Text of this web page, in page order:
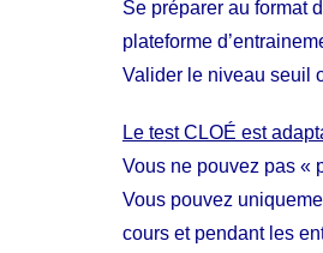
Se préparer au format
plateforme
Valider le niveau seuil
Le test CLOÉ est
Vous ne pouvez pas «
Vous pouvez
cours et pendant les